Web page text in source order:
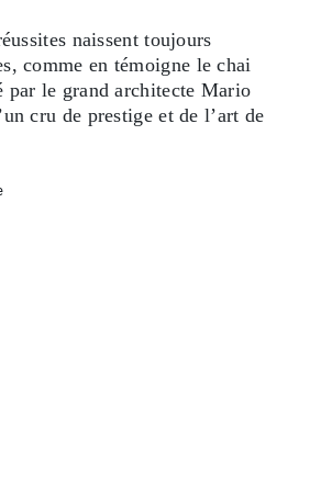
naissent toujours
comme en témoigne le chai
par le grand architecte Mario
cru de prestige et de l’art de